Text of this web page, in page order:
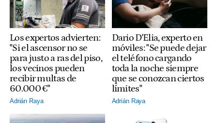
Los expertos advierten:
"Si el ascensor no se
para justo a ras del piso,
los vecinos pueden
recibir multas de
60.000 €"
Adrián Raya
Dario D'Elia, experto en
móviles: "Se puede dejar
el teléfono cargando
toda la noche siempre
que se conozcan ciertos
límites"
Adrián Raya